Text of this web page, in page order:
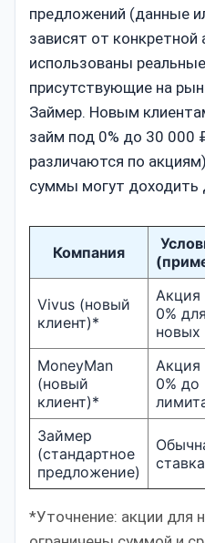
предложений (данные
зависят от
использованы
присутствующие на
Займер. Новым
займ под 0% до 30 000
различаются по
суммы могут
Компания
Vivus (новый
клиент)*
Акция
0% для
новых
MoneyMan
(новый
клиент)*
Акция
0% до
Займер
(стандартное
предложение)
ставка
*Уточнение: акции для